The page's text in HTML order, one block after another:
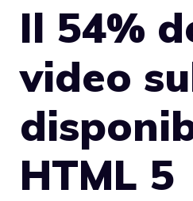
Il 54%
video
HTML 5